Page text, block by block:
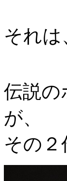
それは
伝説の
が、
その